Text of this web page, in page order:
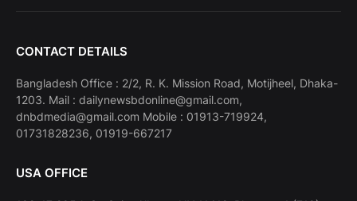
CONTACT DETAILS
Bangladesh Office : 2/2, R. K. Mission Road, Motijheel, Dhaka-
1203. Mail : dailynewsbdonline@gmail.com,
dnbdmedia@gmail.com Mobile : 01913-719924,
01731828236, 01919-667217
USA OFFICE